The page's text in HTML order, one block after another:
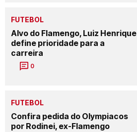
FUTEBOL
Alvo do Flamengo, Luiz Henrique
define prioridade para a
carreira
0
FUTEBOL
Confira pedida do Olympiacos
por Rodinei, ex-Flamengo